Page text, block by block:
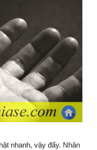
nhanh, vậy đấy. Nhân